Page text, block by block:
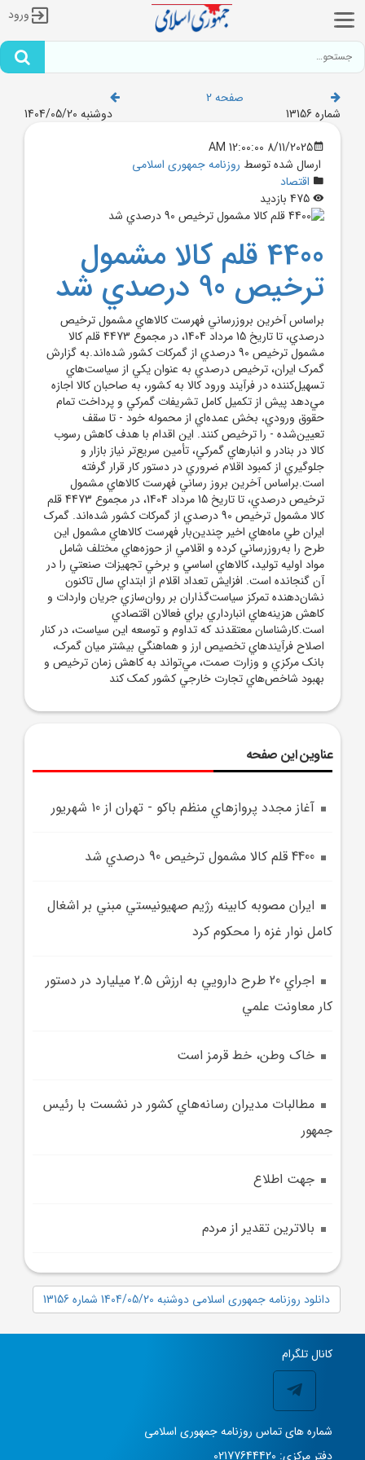
ورود
صفحه 2
شماره 13156
دوشنبه 1404/05/20
8/11/2025 12:00:00 AM
ارسال شده توسط روزنامه جمهوری اسلامی
اقتصاد
4400 قلم کالا مشمول
ترخيص 90 درصدي شد
براساس آخرين بروزرساني فهرست کالاهاي مشمول ترخيص
درصدي، تا تاريخ 15 مرداد 1404، در مجموع 4473 قلم کالا
مشمول ترخيص 90 درصدي از گمرکات کشور شده‌اند.به گزارش
گمرک ايران، ترخيص درصدي به عنوان يکي از سياست‌هاي
تسهيل‌کننده در فرآيند ورود کالا به کشور، به صاحبان کالا اجازه
مي‌دهد پيش از تکميل کامل تشريفات گمرکي و پرداخت تمام
حقوق ورودي، بخش عمده‌اي از محموله خود - تا سقف
تعيين‌شده - را ترخيص کنند. اين اقدام با هدف کاهش رسوب
کالا در بنادر و انبارهاي گمرکي، تأمين سريع‌تر نياز بازار و
جلوگيري از کمبود اقلام ضروري در دستور کار قرار گرفته
است.براساس آخرين بروز رساني فهرست کالاهاي مشمول
ترخيص درصدي، تا تاريخ 15 مرداد 1404، در مجموع 4473 قلم
کالا مشمول ترخيص 90 درصدي از گمرکات کشور شده‌اند. گمرک
ايران طي ماه‌هاي اخير چندين‌بار فهرست کالاهاي مشمول اين
طرح را به‌روزرساني کرده و اقلامي از حوزه‌هاي مختلف شامل
مواد اوليه توليد، کالاهاي اساسي و برخي تجهيزات صنعتي را در
آن گنجانده است. افزايش تعداد اقلام از ابتداي سال تاکنون
نشان‌دهنده تمرکز سياست‌گذاران بر روان‌سازي جريان واردات و
کاهش هزينه‌هاي انبارداري براي فعالان اقتصادي
است.کارشناسان معتقدند که تداوم و توسعه اين سياست، در کنار
اصلاح فرآيندهاي تخصيص ارز و هماهنگي بيشتر ميان گمرک،
بانک مرکزي و وزارت صمت، مي‌تواند به کاهش زمان ترخيص و
بهبود شاخص‌هاي تجارت خارجي کشور کمک کند
عناوین این صفحه
آغاز مجدد پروازهاي منظم باکو - تهران از 10 شهريور
4400 قلم کالا مشمول ترخيص 90 درصدي شد
ايران مصوبه کابينه رژيم صهيونيستي مبني بر اشغال
کامل نوار غزه را محکوم کرد
اجراي 20 طرح دارويي به ارزش 2.5 ميليارد در دستور
کار معاونت علمي
خاک وطن، خط قرمز است
مطالبات مديران رسانه‌هاي کشور در نشست با رئيس
جمهور
جهت اطلاع
بالاترين تقدير از مردم
دانلود روزنامه جمهوری اسلامی دوشنبه 1404/05/20 شماره 13156
کانال تلگرام
شماره های تماس روزنامه جمهوری اسلامی
دفتر مرکزی: 02177644420